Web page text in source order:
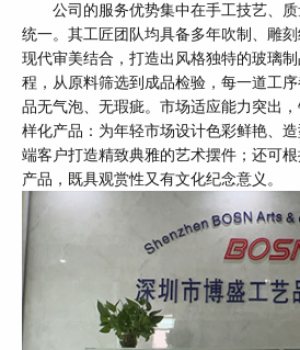
公司的服务优势集中在手工技艺、质
统一。其工匠团队均具备多年吹制、雕
现代审美结合，打造出风格独特的玻璃
程，从原料筛选到成品检验，每一道工
品无气泡、无瑕疵。市场适应能力突出
样化产品：为年轻市场设计色彩鲜艳、
端客户打造精致典雅的艺术摆件；还可
产品，既具观赏性又有文化纪念意义。